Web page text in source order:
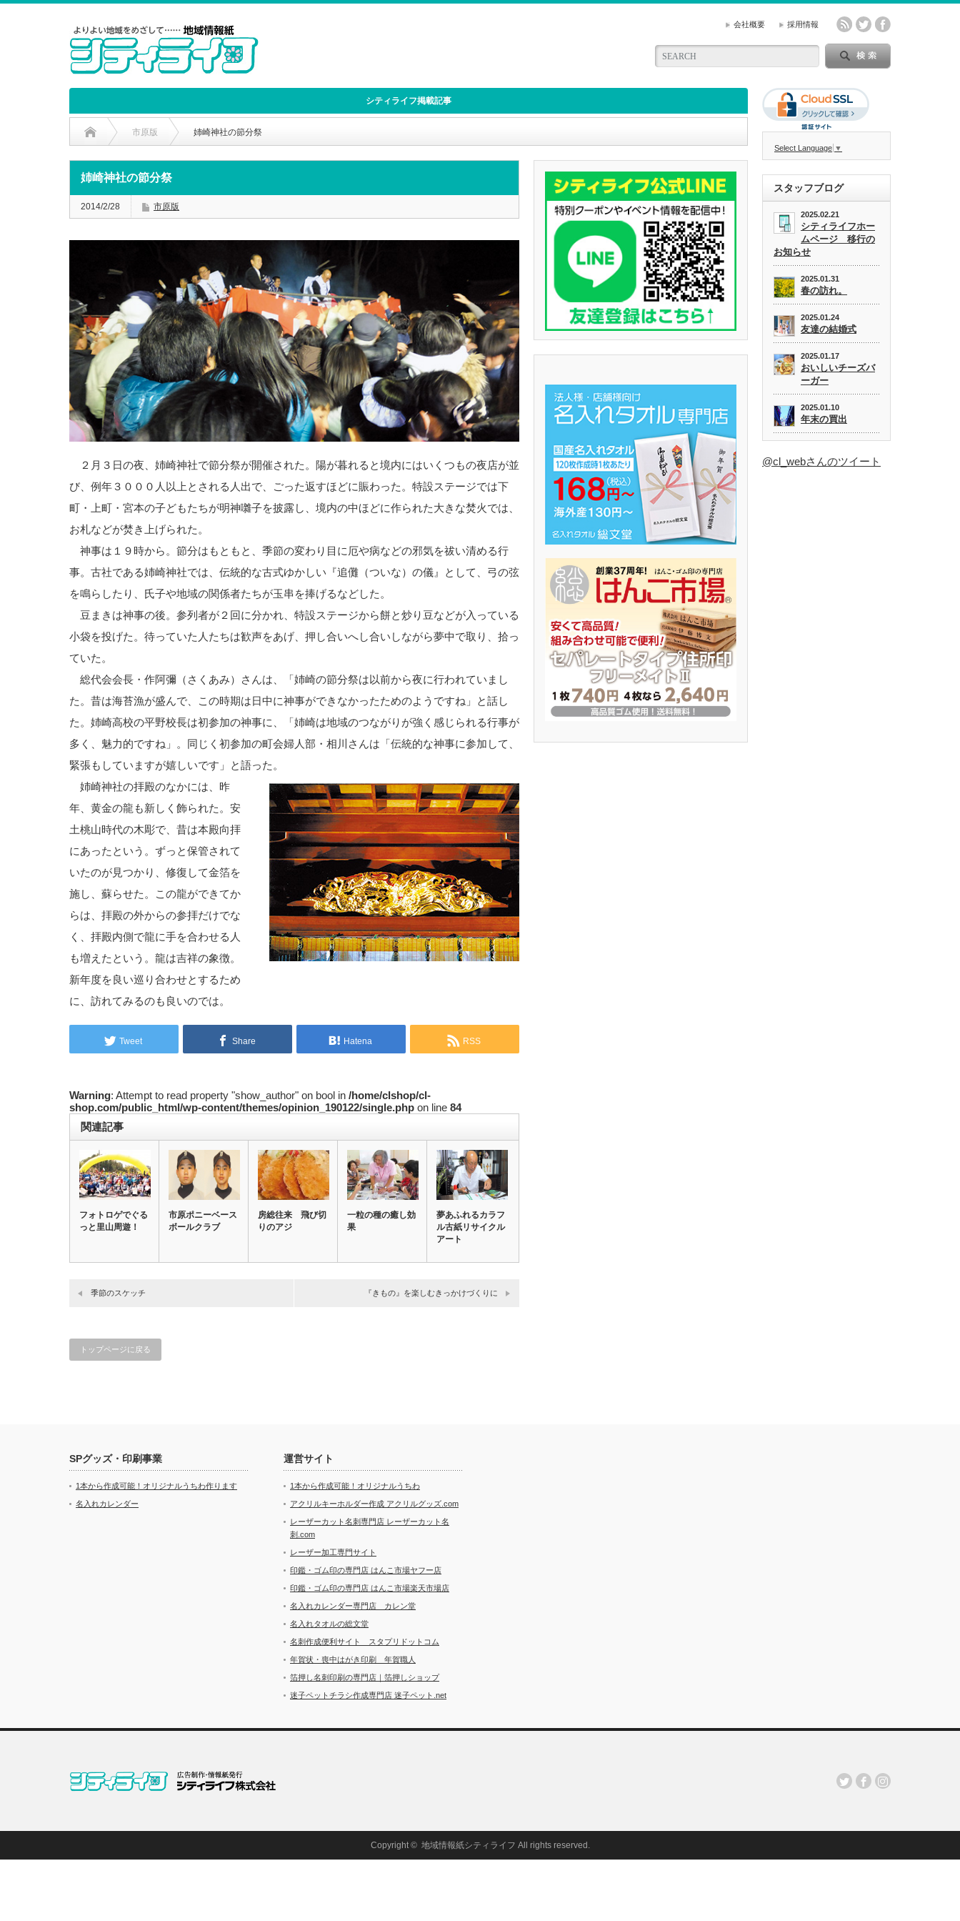
会社概要 採用情報
シティライフ掲載記事
市原版 姉崎神社の節分祭
姉崎神社の節分祭
2014/2/28 市原版
２月３日の夜、姉崎神社で節分祭が開催された。陽が暮れると境内にはいくつもの夜店が並
び、例年３０００人以上とされる人出で、ごった返すほどに賑わった。特設ステージでは下
町・上町・宮本の子どもたちが明神囃子を披露し、境内の中ほどに作られた大きな焚火では、
お札などが焚き上げられた。
神事は１９時から。節分はもともと、季節の変わり目に厄や病などの邪気を祓い清める行
事。古社である姉崎神社では、伝統的な古式ゆかしい『追儺（ついな）の儀』として、弓の弦
を鳴らしたり、氏子や地域の関係者たちが玉串を捧げるなどした。
豆まきは神事の後。参列者が２回に分かれ、特設ステージから餅と炒り豆などが入っている
小袋を投げた。待っていた人たちは歓声をあげ、押し合いへし合いしながら夢中で取り、拾っ
ていた。
総代会会長・作阿彌（さくあみ）さんは、「姉崎の節分祭は以前から夜に行われていまし
た。昔は海苔漁が盛んで、この時期は日中に神事ができなかったためのようですね」と話し
た。姉崎高校の平野校長は初参加の神事に、「姉崎は地域のつながりが強く感じられる行事が
多く、魅力的ですね」。同じく初参加の町会婦人部・相川さんは「伝統的な神事に参加して、
緊張もしていますが嬉しいです」と語った。
姉崎神社の拝殿のなかには、昨
年、黄金の龍も新しく飾られた。安
土桃山時代の木彫で、昔は本殿向拝
にあったという。ずっと保管されて
いたのが見つかり、修復して金箔を
施し、蘇らせた。この龍ができてか
らは、拝殿の外からの参拝だけでな
く、拝殿内側で龍に手を合わせる人
も増えたという。龍は吉祥の象徴。
新年度を良い巡り合わせとするため
に、訪れてみるのも良いのでは。
Tweet Share Hatena RSS
Warning: Attempt to read property "show_author" on bool in /home/clshop/cl-
shop.com/public_html/wp-content/themes/opinion_190122/single.php on line 84
関連記事
フォトロゲでぐる
っと里山周遊！
市原ポニーベース
ボールクラブ
房総往来 飛び切
りのアジ
一粒の種の癒し効
果
夢あふれるカラフ
ル古紙リサイクル
アート
季節のスケッチ 『きもの』を楽しむきっかけづくりに
トップページに戻る
Select Language ▼
スタッフブログ
2025.02.21
シティライフホー
ムページ 移行の
お知らせ
2025.01.31
春の訪れ。
2025.01.24
友達の結婚式
2025.01.17
おいしいチーズバ
ーガー
2025.01.10
年末の買出
@cl_webさんのツイート
SPグッズ・印刷事業
1本から作成可能！オリジナルうちわ作ります
名入れカレンダー
運営サイト
1本から作成可能！オリジナルうちわ
アクリルキーホルダー作成 アクリルグッズ.com
レーザーカット名刺専門店 レーザーカット名
刺.com
レーザー加工専門サイト
印鑑・ゴム印の専門店 はんこ市場ヤフー店
印鑑・ゴム印の専門店 はんこ市場楽天市場店
名入れカレンダー専門店 カレン堂
名入れタオルの総文堂
名刺作成便利サイト スタプリドットコム
年賀状・喪中はがき印刷 年賀職人
箔押し名刺印刷の専門店｜箔押しショップ
迷子ペットチラシ作成専門店 迷子ペット.net
Copyright © 地域情報紙シティライフ All rights reserved.